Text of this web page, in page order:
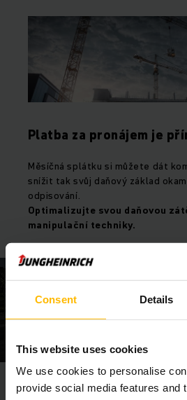
Consent Details
This website uses cookies
We use cookies to personalise
provide social media features and
Platba za pronájem je
Měsíčná splátku si můžete dát
snížit tak svůj daňový základ
odpisování.
Optimalizujte svou daňovou
manipulační techniky.